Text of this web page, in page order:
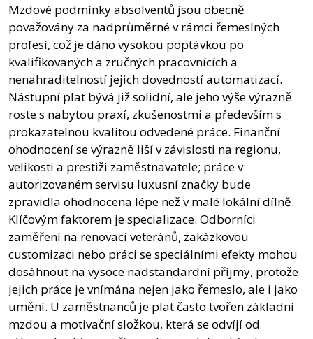
Mzdové podmínky absolventů jsou obecně
považovány za nadprůměrné v rámci řemeslných
profesí, což je dáno vysokou poptávkou po
kvalifikovaných a zručných pracovnících a
nenahraditelností jejich dovedností automatizací.
Nástupní plat bývá již solidní, ale jeho výše výrazně
roste s nabytou praxí, zkušenostmi a především s
prokazatelnou kvalitou odvedené práce. Finanční
ohodnocení se výrazně liší v závislosti na regionu,
velikosti a prestiži zaměstnavatele; práce v
autorizovaném servisu luxusní značky bude
zpravidla ohodnocena lépe než v malé lokální dílně.
Klíčovým faktorem je specializace. Odborníci
zaměření na renovaci veteránů, zakázkovou
customizaci nebo práci se speciálními efekty mohou
dosáhnout na vysoce nadstandardní příjmy, protože
jejich práce je vnímána nejen jako řemeslo, ale i jako
umění. U zaměstnanců je plat často tvořen základní
mzdou a motivační složkou, která se odvíjí od